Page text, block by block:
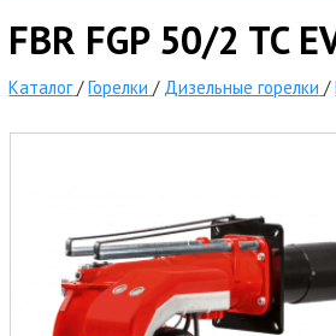
FBR FGP 50/2 TC
Каталог /Горелки / Дизельные горелки /